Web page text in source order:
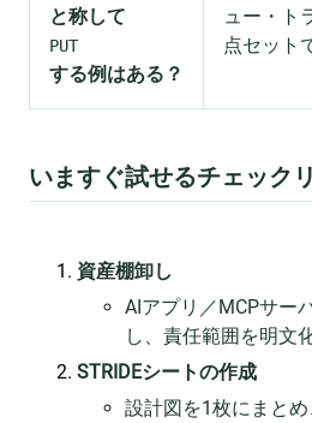
と称して
PUT
する例はある？
ュー・ト
点セット
いますぐ試せるチェック
資産棚卸し
AIアプリ／MCPサー
し、責任範囲を明文
STRIDEシートの作成
設計図を1枚にまと